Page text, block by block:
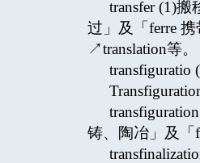
transfer (1)
过」及「ferre
↗translation等。
铸、陶冶」及「